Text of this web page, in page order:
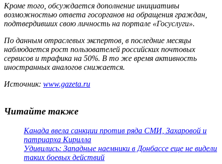
Кроме того, обсуждается дополнение инициативы
возможностью ответа госорганов на обращения граждан,
подтвердивших свою личность на портале «Госуслуги».
По данным отраслевых экспертов, в последние месяцы
наблюдается рост пользователей российских почтовых
сервисов и трафика на 50%. В то же время активность
иностранных аналогов снижается.
Источник: www.gazeta.ru
Читайте также
Канада ввела санкции против ряда СМИ, Захаровой и
патриарха Кирилла
Удивились: Западные наемники в Донбассе еще не видели
таких боевых действий